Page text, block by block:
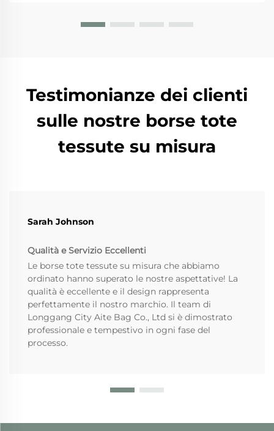
Testimonianze dei clienti
sulle nostre borse tote
tessute su misura
Sarah Johnson
Qualità e Servizio Eccellenti
Le borse tote tessute su misura che abbiamo
ordinato hanno superato le nostre aspettative! La
qualità è eccellente e il design rappresenta
perfettamente il nostro marchio. Il team di
Longgang City Aite Bag Co., Ltd si è dimostrato
professionale e tempestivo in ogni fase del
processo.